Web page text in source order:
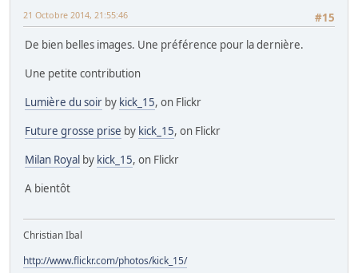
#15
21 Octobre 2014, 21:55:46
De bien belles images. Une préférence pour la dernière.
Une petite contribution
Lumière du soir by kick_15, on Flickr
Future grosse prise by kick_15, on Flickr
Milan Royal by kick_15, on Flickr
A bientôt
Christian Ibal
http://www.flickr.com/photos/kick_15/